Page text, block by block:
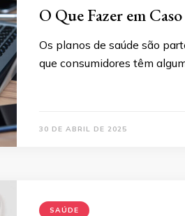
O Que Fazer em
Os planos de saúde são
que consumidores têm
30 DE ABRIL DE 2025
SAÚDE